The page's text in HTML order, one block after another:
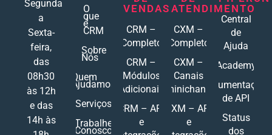
Segunda
a
Sexta-
feira,
das
08h30
às 12h
e das
14h às
O
que
é
CRM
Sobre
Nós
Quem
Ajudamos
Serviços
Trabalhe
Conosco
VENDAS
CRM –
Completo
CRM –
Módulos
Adicionais
CRM – API
e
ATENDIMENTO
CXM –
Completo
CXM –
Canais
Ominichannel
CXM – API
e
Central
de
Ajuda
Academy
Documentações
de API
Status
dos